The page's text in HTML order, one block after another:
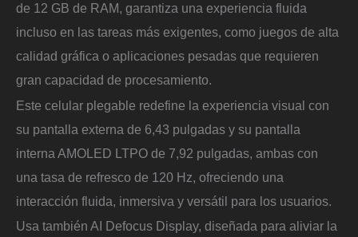
de 12 GB de RAM, garantiza una experiencia fluida
incluso en las tareas más exigentes, como juegos de alta
calidad gráfica o aplicaciones pesadas que requieren
gran capacidad de procesamiento.
Este celular plegable redefine la experiencia visual con
su pantalla externa de 6,43 pulgadas y su pantalla
interna AMOLED LTPO de 7,92 pulgadas, ambas con
una tasa de refresco de 120 Hz, ofreciendo una
interacción fluida, inmersiva y versátil para los usuarios.
Usa también AI Defocus Display, diseñada para aliviar la